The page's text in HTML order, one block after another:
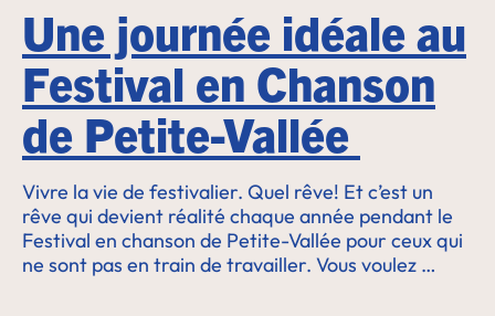
Une journée idéale au
Festival en Chanson
de Petite-Vallée
Vivre la vie de festivalier. Quel rêve! Et c’est un
rêve qui devient réalité chaque année pendant le
Festival en chanson de Petite-Vallée pour ceux qui
ne sont pas en train de travailler. Vous voulez …